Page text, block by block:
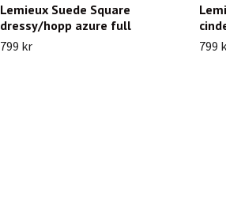
Lemieux Suede Square
dressy/hopp azure full
799 kr
799